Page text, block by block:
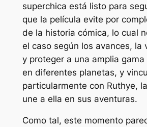
superchica está listo para
que la película evite por
de la historia cómica, lo cual
el caso según los avances, la
y proteger a una amplia
en diferentes planetas, y
particularmente con Ruthye,
une a ella en sus aventuras.
Como tal, este momento